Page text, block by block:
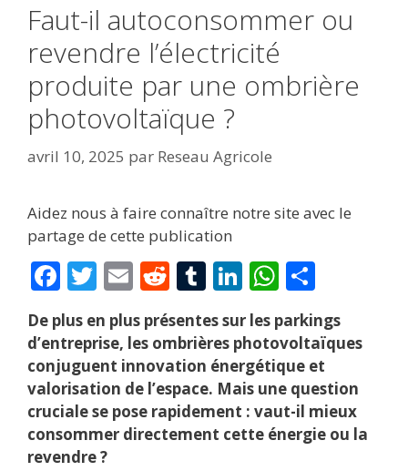
Faut-il autoconsommer ou
revendre l’électricité
produite par une ombrière
photovoltaïque ?
avril 10, 2025 par Reseau Agricole
Aidez nous à faire connaître notre site avec le
partage de cette publication
F
ac
e
b
o
o
k
T
w
itt
er
E
m
ai
l
R
e
d
di
t
T
u
m
bl
r
Li
n
k
e
dI
n
W
h
at
s
A
p
p
ta
g
er
De plus en plus présentes sur les parkings
d’entreprise, les ombrières photovoltaïques
conjuguent innovation énergétique et
valorisation de l’espace. Mais une question
cruciale se pose rapidement : vaut-il mieux
consommer directement cette énergie ou la
revendre ?